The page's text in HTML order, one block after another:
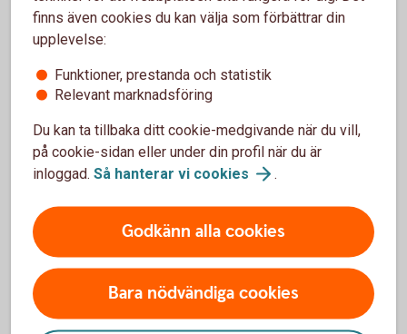
Vid utlandsaffärer uppkommer ofta valutaflöden i
annan valuta. Vi har flertal produkter och tjänster som
effektivt vis.
höra mer.
Valutasäkra eraffär
Varför välja oss som partner?
Fullsortimentsbank på våra
finns även cookies du kan välja som förbättrar din
upplevelse:
Funktioner, prestanda och statistik
Relevant marknadsföring
Du kan ta tillbaka ditt cookie-medgivande när du vill,
på cookie-sidan eller under din profil när du är
inloggad. Så hanterar vi cookies .
Godkänn alla cookies
Bara nödvändiga cookies